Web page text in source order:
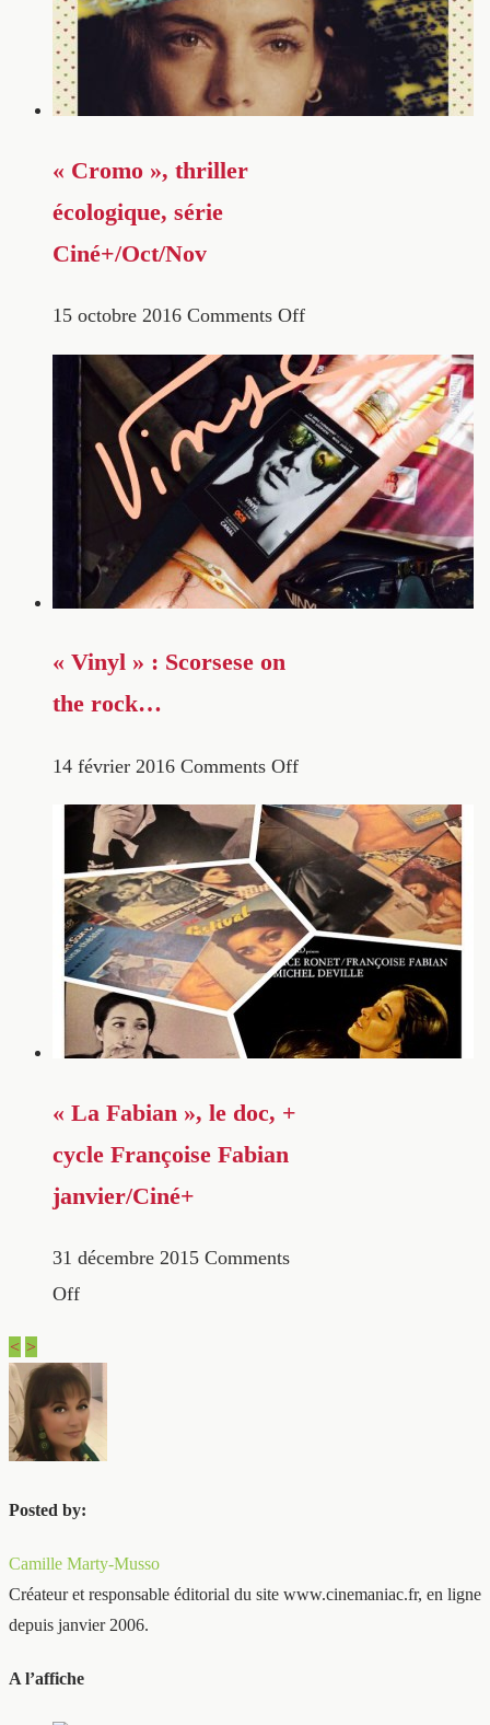
« Cromo », thriller
écologique, série
Ciné+/Oct/Nov
15 octobre 2016 Comments Off
« Vinyl » : Scorsese on
the rock…
14 février 2016 Comments Off
« La Fabian », le doc, +
cycle Françoise Fabian
janvier/Ciné+
31 décembre 2015 Comments
Off
< >
Posted by:
Camille Marty-Musso
Créateur et responsable éditorial du site www.cinemaniac.fr, en ligne
depuis janvier 2006.
A l’affiche